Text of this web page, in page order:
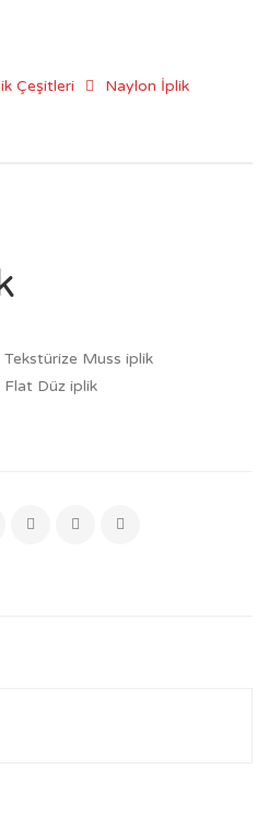
Çeşitleri
Naylon İplik
Muss iplik
Düz iplik